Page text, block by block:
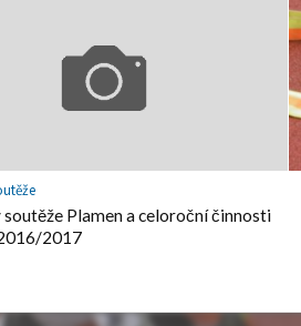
soutěže Plamen a celoroční činnosti
2017